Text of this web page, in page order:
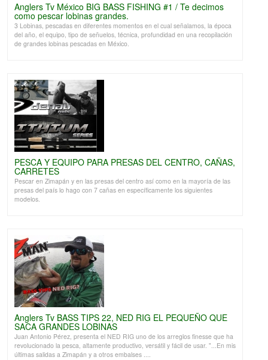
Anglers Tv México BIG BASS FISHING #1 / Te decimos
como pescar lobinas grandes.
3 Lobinas, pescadas en diferentes momentos en el cual señalamos, la época
del año, el equipo, tipo de señuelos, técnica, profundidad en una recopilación
de grandes lobinas pescadas en México.
PESCA Y EQUIPO PARA PRESAS DEL CENTRO, CAÑAS,
CARRETES
Pescar en Zimapán y en las presas del centro así como en la mayoría de las
presas del país lo hago con 7 cañas en específicamente los siguientes
modelos.
Anglers Tv BASS TIPS 22, NED RIG EL PEQUEÑO QUE
SACA GRANDES LOBINAS
Juan Antonio Pérez, presenta el NED RIG uno de los arreglos finesse que ha
revolucionado la pesca, altamente productivo, versátil y fácil de usar. "...En mis
últimas salidas a Zimapán y a otros embalses ....